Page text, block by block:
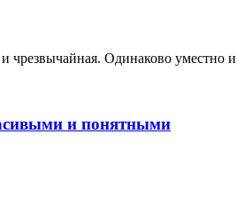
Одинаково уместно и
и понятными